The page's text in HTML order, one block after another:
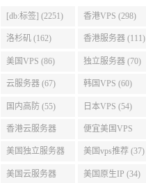
[db:标签] (2251) 香港VPS (298)
洛杉矶 (162) 香港服务器 (111)
美国VPS (86) 独立服务器 (70)
云服务器 (67) 韩国VPS (60)
国内高防 (55) 日本VPS (54)
香港云服务器
(40)
便宜美国VPS
(38)
美国独立服务器
(37)
美国vps推荐 (37)
美国云服务器 美国原生IP (34)